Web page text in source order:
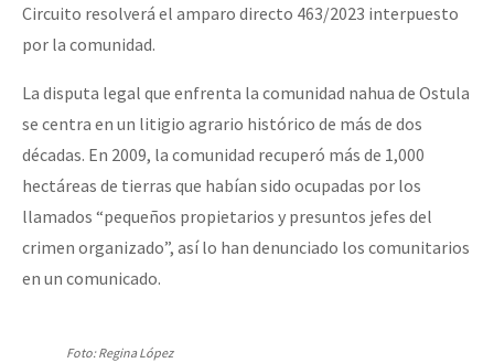
Circuito resolverá el amparo directo 463/2023 interpuesto
por la comunidad.
La disputa legal que enfrenta la comunidad nahua de Ostula
se centra en un litigio agrario histórico de más de dos
décadas. En 2009, la comunidad recuperó más de 1,000
hectáreas de tierras que habían sido ocupadas por los
llamados “pequeños propietarios y presuntos jefes del
crimen organizado”, así lo han denunciado los comunitarios
en un comunicado.
Foto: Regina López